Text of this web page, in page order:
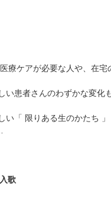
療ケアが必要な人や、在宅
い患者さんのわずかな変化
「 限りある生のかたち 」
歌